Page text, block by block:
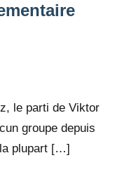
le parti de Viktor
groupe depuis
plupart […]